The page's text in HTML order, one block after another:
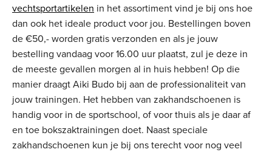
vechtsportartikelen in het assortiment vind je bij ons hoe
dan ook het ideale product voor jou. Bestellingen boven
de €50,- worden gratis verzonden en als je jouw
bestelling vandaag voor 16.00 uur plaatst, zul je deze in
de meeste gevallen morgen al in huis hebben! Op die
manier draagt Aiki Budo bij aan de professionaliteit van
jouw trainingen. Het hebben van zakhandschoenen is
handig voor in de sportschool, of voor thuis als je daar af
en toe bokszaktrainingen doet. Naast speciale
zakhandschoenen kun je bij ons terecht voor nog veel